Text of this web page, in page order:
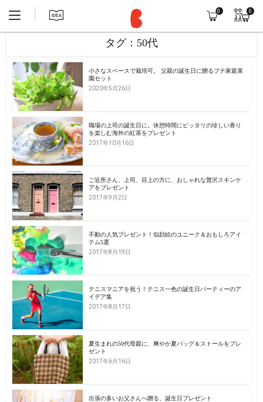
0 0
タグ：50代
小さなスペースで栽培可。 父親の誕生日に贈るプチ家庭菜
園セット
2020年5月26日
職場の上司の誕生日に。休憩時間にピッタリの珍しい香り
を楽しむ海外の紅茶をプレゼント
2017年10月16日
ご近所さん、上司、目上の方に、おしゃれな贅沢スキンケ
アをプレゼント
2017年9月2日
不動の人気プレゼント！似顔絵のユニーク＆おもしろアイ
テム5選
2017年8月19日
テニスマニアを祝う！テニス一色の誕生日パーティーのア
イデア集
2017年8月17日
夏生まれの50代母親に、爽やか夏バッグ＆ストールをプレ
ゼント
2017年6月16日
出張の多いお父さんへ贈る、誕生日プレゼント